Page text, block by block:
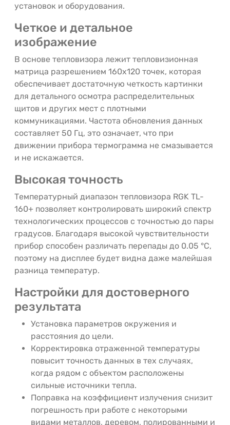
установок и оборудования.
Четкое и детальное
изображение
В основе тепловизора лежит тепловизионная
матрица разрешением 160x120 точек, которая
обеспечивает достаточную четкость картинки
для детального осмотра распределительных
щитов и других мест с плотными
коммуникациями. Частота обновления данных
составляет 50 Гц, это означает, что при
движении прибора термограмма не смазывается
и не искажается.
Высокая точность
Температурный диапазон тепловизора RGK TL-
160+ позволяет контролировать широкий спектр
технологических процессов с точностью до пары
градусов. Благодаря высокой чувствительности
прибор способен различать перепады до 0.05 °C,
поэтому на дисплее будет видна даже малейшая
разница температур.
Настройки для достоверного
результата
Установка параметров окружения и
расстояния до цели.
Корректировка отраженной температуры
повысит точность данных в тех случаях,
когда рядом с объектом расположены
сильные источники тепла.
Поправка на коэффициент излучения снизит
погрешность при работе с некоторыми
видами металлов, деревом, полированными и